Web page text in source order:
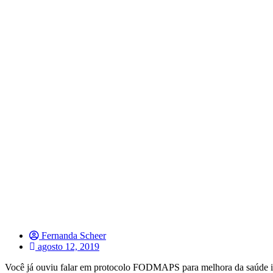
Fernanda Scheer
agosto 12, 2019
Você já ouviu falar em protocolo FODMAPS para melhora da saúde